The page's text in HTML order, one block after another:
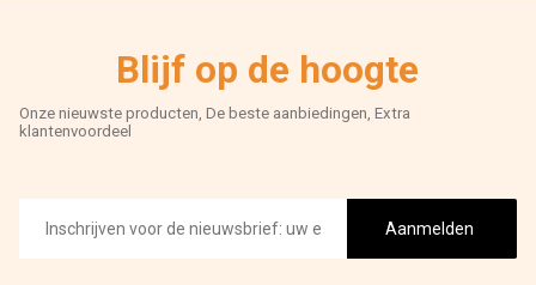
Blijf op de hoogte
Onze nieuwste producten, De beste aanbiedingen, Extra
klantenvoordeel
mailadres
Aanmelden